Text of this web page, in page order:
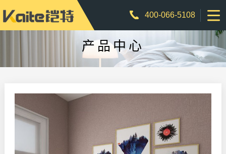
400-066-5108
产品中心